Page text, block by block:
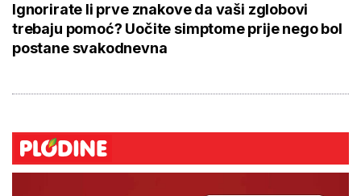
Ignorirate li prve znakove da vaši zglobovi
trebaju pomoć? Uočite simptome prije nego bol
postane svakodnevna